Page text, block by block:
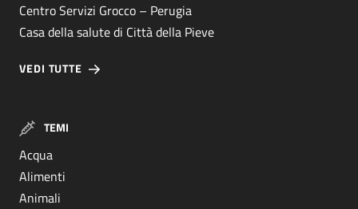
Centro Servizi Grocco – Perugia
Casa della salute di Città della Pieve
VEDI TUTTE
TEMI
Acqua
Alimenti
Animali